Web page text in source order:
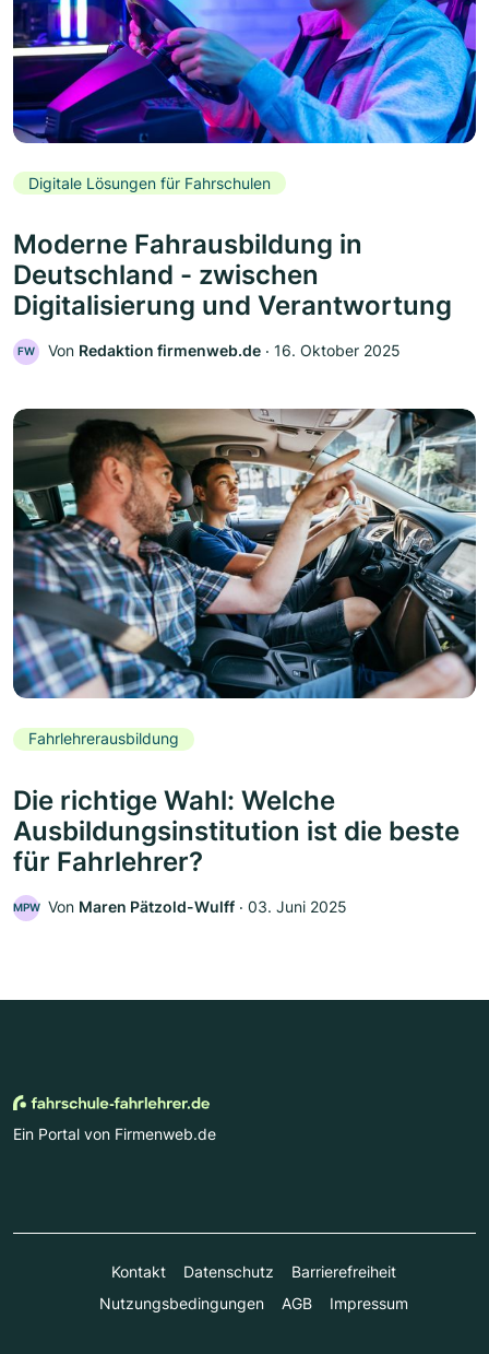
Digitale Lösungen für Fahrschulen
Moderne Fahrausbildung in
Deutschland - zwischen
Digitalisierung und Verantwortung
FW Von Redaktion firmenweb.de ‧ 16. Oktober 2025
Fahrlehrerausbildung
Die richtige Wahl: Welche
Ausbildungsinstitution ist die beste
für Fahrlehrer?
MPW Von Maren Pätzold-Wulff ‧ 03. Juni 2025
Ein Portal von Firmenweb.de
Kontakt Datenschutz
Barrierefreiheit
Nutzungsbedingungen
AGB Impressum